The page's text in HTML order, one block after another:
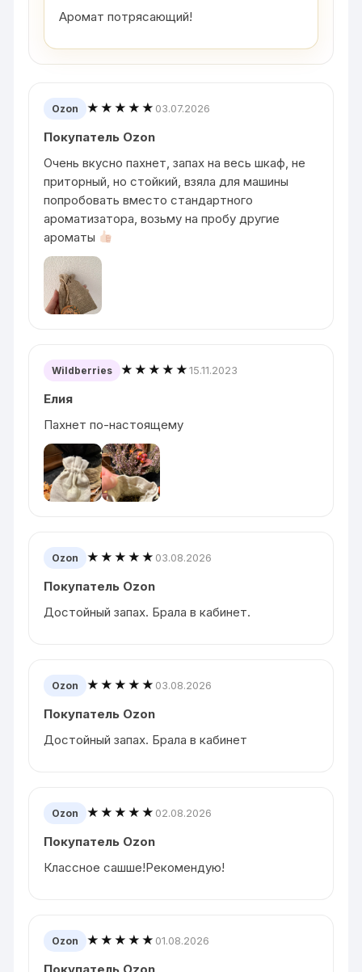
Аромат потрясающий!
Ozon ★★★★★ 03.07.2026
Покупатель Ozon
Очень вкусно пахнет, запах на весь шкаф, не
приторный, но стойкий, взяла для машины
попробовать вместо стандартного
ароматизатора, возьму на пробу другие
ароматы
Wildberries ★★★★★15.11.2023
Елия
Пахнет по-настоящему
Ozon ★★★★★ 03.08.2026
Покупатель Ozon
Достойный запах. Брала в кабинет.
Ozon ★★★★★ 03.08.2026
Покупатель Ozon
Достойный запах. Брала в кабинет
Ozon ★★★★★ 02.08.2026
Покупатель Ozon
Классное сашше!Рекомендую!
Ozon ★★★★★ 01.08.2026